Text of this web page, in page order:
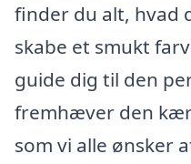
finder du alt, hvad
skabe et smukt
guide dig til den
fremhæver den
som vi alle ønsker